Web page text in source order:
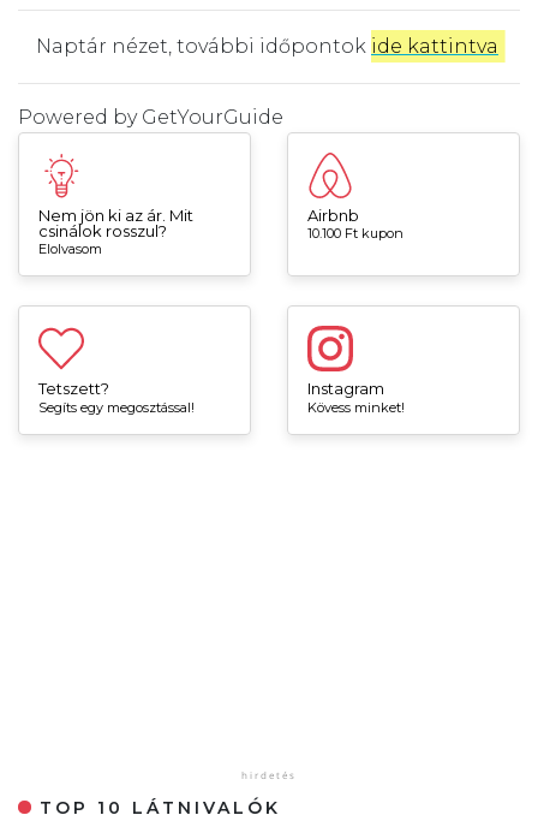
Naptár nézet, további időpontok ide kattintva
Powered by GetYourGuide
Nem jön ki az ár. Mit
csinálok rosszul?
Elolvasom
Airbnb
10.100 Ft kupon
Tetszett?
Segíts egy megosztással!
Instagram
Kövess minket!
TOP 10 LÁTNIVALÓK